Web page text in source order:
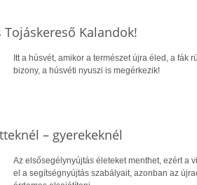
Tojáskereső Kalandok!
Itt a húsvét, amikor a természet újra éled, a fák
bizony, a húsvéti nyuszi is megérkezik!
– gyerekeknél
Az elsősegélynyújtás életeket menthet, ezért a
el a segítségnyújtás szabályait, azonban az